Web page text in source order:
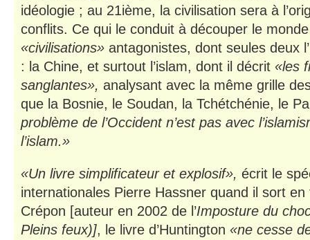
idéologie ; au 21ième, la civilisation sera à
conflits. Ce qui le conduit à découper le
«civilisations» antagonistes, dont seules deux
: la Chine, et surtout l’islam, dont il décrit «les
sanglantes», analysant avec la même grille
que la Bosnie, le Soudan, la Tchétchénie, le
problème de l’Occident n’est pas avec
l’islam.»
«Un livre simplificateur et explosif», écrit le
internationales Pierre Hassner quand il sort
Crépon [auteur en 2002 de l’Imposture du
Pleins feux)], le livre d’Huntington «ne cesse